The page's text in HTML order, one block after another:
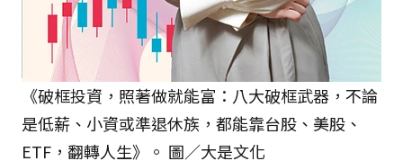
《破框投資，照著做就能富：八大破框武器，不論
是低薪、小資或準退休族，都能靠台股、美股、
ETF，翻轉人生》。 圖／大是文化